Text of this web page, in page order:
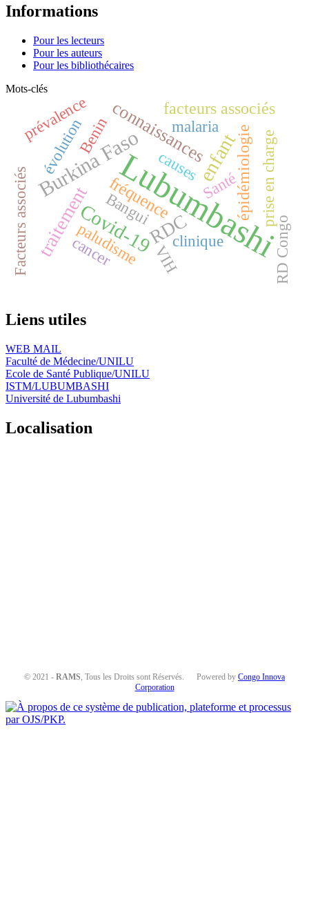
Informations
Pour les lecteurs
Pour les auteurs
Pour les bibliothécaires
Mots-clés
Lubumbashi
Burkina Faso
Covid-19
enfant
RDC
traitement
connaissances épidémiologie
facteurs associés
fréquence
clinique
évolution
prévalence
VIH
paludisme
prise en charge
Bangui
Facteurs associés
Benin
cancer
Santé
causes
RD Congo
malaria
Liens utiles
WEB MAIL
Faculté de Médecine/UNILU
Ecole de Santé Publique/UNILU
ISTM/LUBUMBASHI
Université de Lubumbashi
Localisation
© 2021 - RAMS , Tous les Droits sont Réservés. Powered by Congo Innova
Corporation